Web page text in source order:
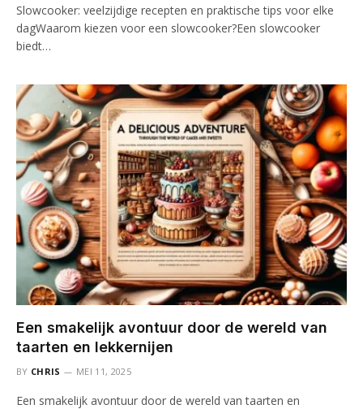
Slowcooker: veelzijdige recepten en praktische tips voor elke
dagWaarom kiezen voor een slowcooker?Een slowcooker
biedt…
Een smakelijk avontuur door de wereld van
taarten en lekkernijen
BY CHRIS MEI 11, 2025
Een smakelijk avontuur door de wereld van taarten en